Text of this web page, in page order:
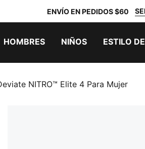
ENVÍO EN PEDIDOS $60
HOMBRES NIÑOS ESTILO
NITRO™ Elite 4 Para Mujer